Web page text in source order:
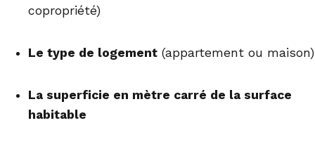
copropriété)
Le type de logement (appartement ou maison)
La superficie en mètre carré de la surface
habitable